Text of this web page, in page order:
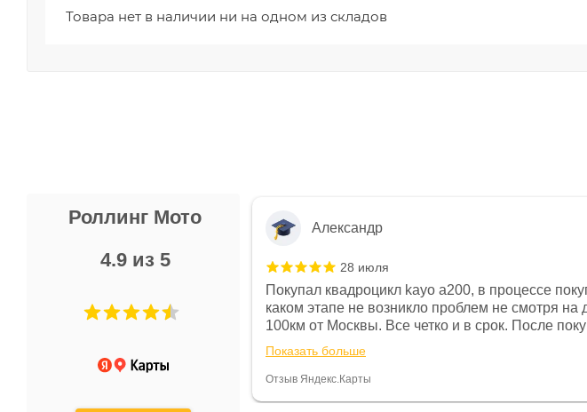
Товара нет в наличии ни на одном из складов
Роллинг Мото
4.9 из 5
Не понравились условия
и дают только на год)
Александр
28 июля
Покупал квадроцикл kayo a200, в процессе
каком этапе не возникло проблем не смотря на
100км от Москвы. Все четко и в срок. После
спидометре всегда был 0, при этом
постоянно были на связи и в итоге проблема
Считаю, что это говорит о небезразличии к
Показать больше
Отзыв Яндекс.Карты